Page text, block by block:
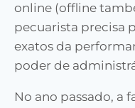
online (offline
pecuarista precisa
exatos da
poder de
No ano passado, a